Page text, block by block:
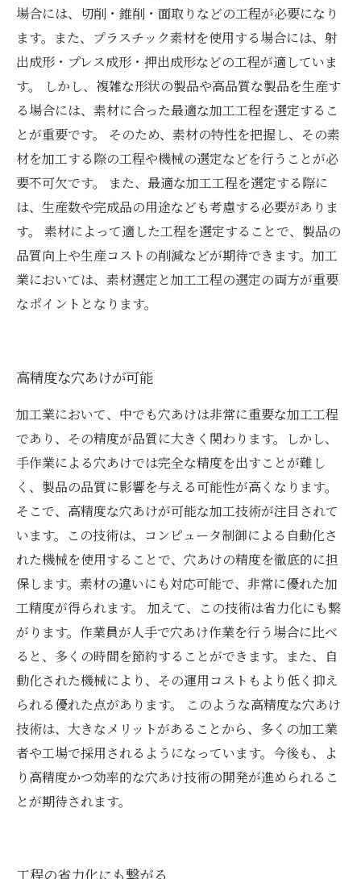
場合には、切削・錐削・面取りなどの工程が必要になり
ます。また、プラスチック素材を使用する場合には、射
出成形・プレス成形・押出成形などの工程が適していま
す。 しかし、複雑な形状の製品や高品質な製品を生産す
る場合には、素材に合った最適な加工工程を選定するこ
とが重要です。 そのため、素材の特性を把握し、その素
材を加工する際の工程や機械の選定などを行うことが必
要不可欠です。 また、最適な加工工程を選定する際に
は、生産数や完成品の用途なども考慮する必要がありま
す。 素材によって適した工程を選定することで、製品の
品質向上や生産コストの削減などが期待できます。加工
業においては、素材選定と加工工程の選定の両方が重要
なポイントとなります。
高精度な穴あけが可能
加工業において、中でも穴あけは非常に重要な加工工程
であり、その精度が品質に大きく関わります。しかし、
手作業による穴あけでは完全な精度を出すことが難し
く、製品の品質に影響を与える可能性が高くなります。
そこで、高精度な穴あけが可能な加工技術が注目されて
います。この技術は、コンピュータ制御による自動化さ
れた機械を使用することで、穴あけの精度を徹底的に担
保します。素材の違いにも対応可能で、非常に優れた加
工精度が得られます。 加えて、この技術は省力化にも繋
がります。作業員が人手で穴あけ作業を行う場合に比べ
ると、多くの時間を節約することができます。また、自
動化された機械により、その運用コストもより低く抑え
られる優れた点があります。 このような高精度な穴あけ
技術は、大きなメリットがあることから、多くの加工業
者や工場で採用されるようになっています。今後も、よ
り高精度かつ効率的な穴あけ技術の開発が進められるこ
とが期待されます。
工程の省力化にも繋がる